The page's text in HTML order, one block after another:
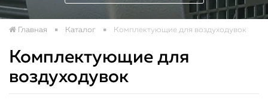
Главная Каталог Комплектующие для воздуходувок
Комплектующие для
воздуходувок